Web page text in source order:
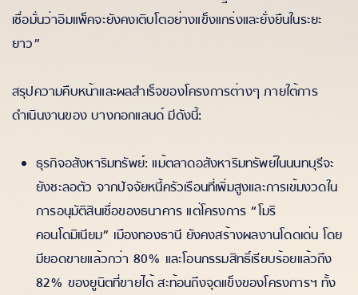
เชื่อมั่นว่าอิมแพ็คจะยังคงเติบโตอย่างแข็งแกร่งและยั่งยืนในระยะ
ยาว”
สรุปความคืบหน้าและผลสำเร็จของโครงการต่างๆ ภายใต้การ
ดำเนินงานของ บางกอกแลนด์ มีดังนี้:
ธุรกิจอสังหาริมทรัพย์: แม้ตลาดอสังหาริมทรัพย์ในนนทบุรีจะ
ยังชะลอตัว จากปัจจัยหนี้ครัวเรือนที่เพิ่มสูงและการเข้มงวดใน
การอนุมัติสินเชื่อของธนาคาร แต่โครงการ “โมริ
คอนโดมิเนียม” เมืองทองธานี ยังคงสร้างผลงานโดดเด่น โดย
มียอดขายแล้วกว่า 80% และโอนกรรมสิทธิ์เรียบร้อยแล้วถึง
82% ของยูนิตที่ขายได้ สะท้อนถึงจุดแข็งของโครงการฯ ทั้ง